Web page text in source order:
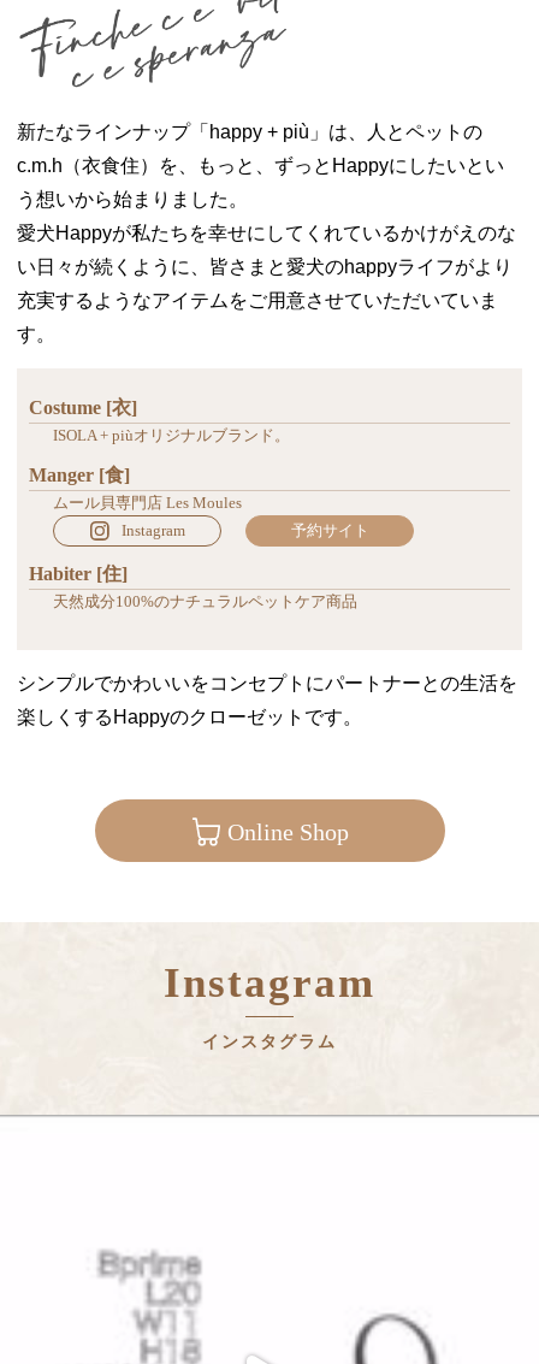
新たなラインナップ「happy + più」は、人とペットの
c.m.h（衣食住）を、もっと、ずっとHappyにしたいとい
う想いから始まりました。
愛犬Happyが私たちを幸せにしてくれているかけがえのな
い日々が続くように、皆さまと愛犬のhappyライフがより
充実するようなアイテムをご用意させていただいていま
す。
Costume [衣]
ISOLA + piùオリジナルブランド。
Manger [食]
ムール貝専門店 Les Moules
Instagram
予約サイト
Habiter [住]
天然成分100%のナチュラルペットケア商品
シンプルでかわいいをコンセプトにパートナーとの生活を
楽しくするHappyのクローゼットです。
Online Shop
Instagram
インスタグラム